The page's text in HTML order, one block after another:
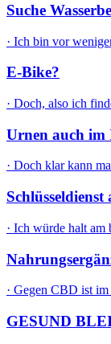
Suche
· Ich bin vor
E-Bike?
· Doch, also ich
Urnen auch im
· Doch klar kann
Schlüsseldienst
· Ich würde halt am
· Gegen CBD ist
GESUND